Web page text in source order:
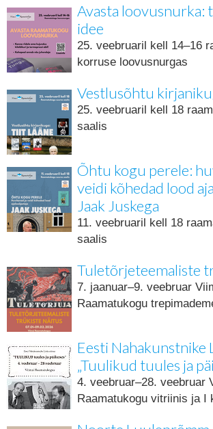
Avasta loovusnurka:
idee
25. veebruaril kell 14–16
korruse loovusnurgas
Vestlusõhtu
25. veebruaril kell 18
saalis
Õhtu kogu perele:
veidi kõhedad lood
Jaak Juskega
11. veebruaril kell 18
saalis
Tuletõrjeteemaliste
7. jaanuar–9. veebruar
Raamatukogu
Eesti Nahakunstnike
„Tuulikud tuules ja
4. veebruar–28. veebruar
Raamatukogu vitriinis ja I